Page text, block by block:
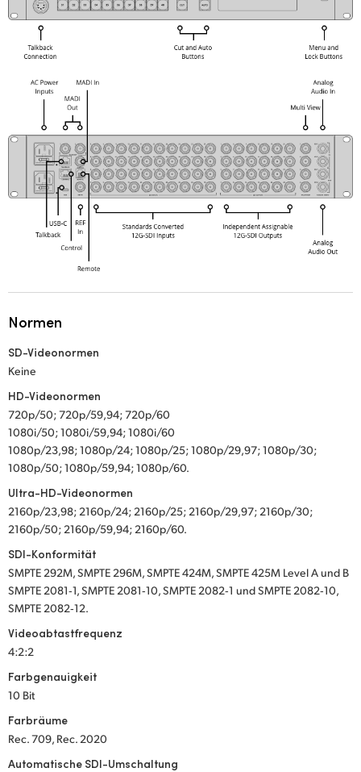
Normen
SD-Videonormen
Keine
HD-Videonormen
720p/50; 720p/59,94; 720p/60
1080i/50; 1080i/59,94; 1080i/60
1080p/23,98; 1080p/24; 1080p/25; 1080p/29,97; 1080p/30;
1080p/50; 1080p/59,94; 1080p/60.
Ultra-HD-Videonormen
2160p/23,98; 2160p/24; 2160p/25; 2160p/29,97; 2160p/30;
2160p/50; 2160p/59,94; 2160p/60.
SDI-Konformität
SMPTE 292M, SMPTE 296M, SMPTE 424M, SMPTE 425M Level A und B
SMPTE 2081‑1, SMPTE 2081‑10, SMPTE 2082‑1 und SMPTE 2082‑10,
SMPTE 2082‑12.
Videoabtastfrequenz
4:2:2
Farbgenauigkeit
10 Bit
Farbräume
Rec. 709, Rec. 2020
Automatische SDI-Umschaltung